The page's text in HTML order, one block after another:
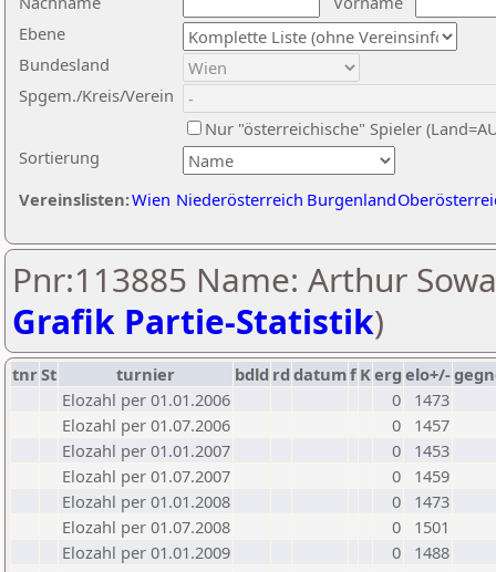
Ebene
Sortierung
Bundesland
Spgem./Kreis/Verein
Nur "österreichische" Spieler
Vereinslisten:Wien Niederösterreich Burgenland
Pnr:113885 Name: Arthur
Grafik Partie-Statistik)
tnrSt turnier bdld rd datumf Kerg elo+/-
Elozahl per 01.01.2006
0
1473
Elozahl per 01.07.2006
0
1457
Elozahl per 01.01.2007
0
1453
Elozahl per 01.07.2007
0
1459
Elozahl per 01.01.2008
0
1473
Elozahl per 01.07.2008
0
1501
Elozahl per 01.01.2009
0
1488